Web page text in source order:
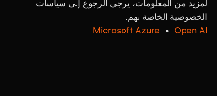
لمزيد من المعلومات، يرجى الرجوع إلى سياسات
الخصوصية الخاصة بهم:
Microsoft Azure • Open AI